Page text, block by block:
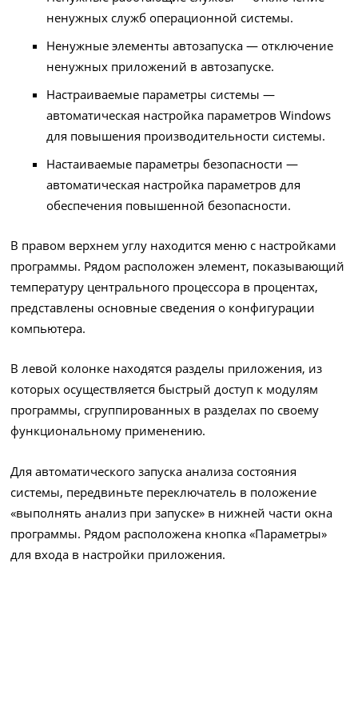
ненужных служб операционной системы.
Ненужные элементы автозапуска — отключение
ненужных приложений в автозапуске.
Настраиваемые параметры системы —
автоматическая настройка параметров Windows
для повышения производительности системы.
Настаиваемые параметры безопасности —
автоматическая настройка параметров для
обеспечения повышенной безопасности.
В правом верхнем углу находится меню с настройками
программы. Рядом расположен элемент, показывающий
температуру центрального процессора в процентах,
представлены основные сведения о конфигурации
компьютера.
В левой колонке находятся разделы приложения, из
которых осуществляется быстрый доступ к модулям
программы, сгруппированных в разделах по своему
функциональному применению.
Для автоматического запуска анализа состояния
системы, передвиньте переключатель в положение
«выполнять анализ при запуске» в нижней части окна
программы. Рядом расположена кнопка «Параметры»
для входа в настройки приложения.